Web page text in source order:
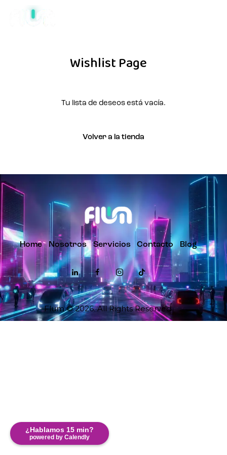
¿Hablamos 15 min?
powered by Calendly
Wishlist Page
Tu lista de deseos está vacía.
Volver a la tienda
Home Nosotros Servicios Contacto Blog
Flum© 2026. All Rights Reserved.